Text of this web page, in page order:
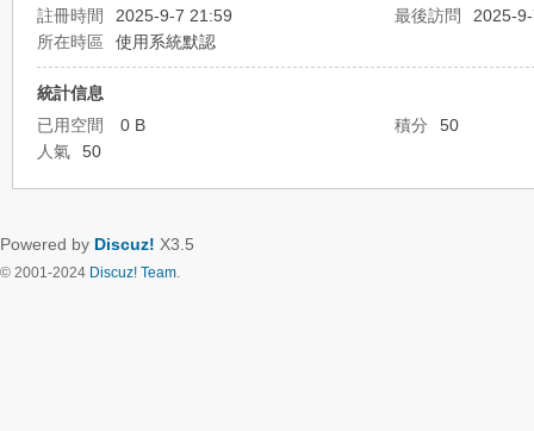
註冊時間
2025-9-7 21:59 最後訪問
2025-
所在時區
使用系統默認
統計信息
已用空間
0 B 積分
50
人氣
50
Powered by Discuz! X3.5
© 2001-2024 Discuz! Team.